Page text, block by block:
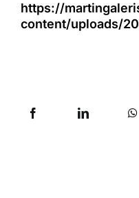
https://
content/uploads/